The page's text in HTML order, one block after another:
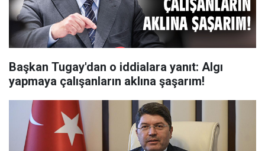
Başkan Tugay'dan o iddialara yanıt: Algı
yapmaya çalışanların aklına şaşarım!